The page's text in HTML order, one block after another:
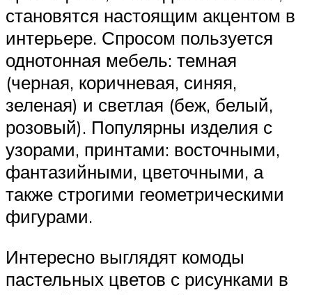
становятся настоящим акцентом в
интерьере. Спросом пользуется
однотонная мебель: темная
(черная, коричневая, синяя,
зеленая) и светлая (беж, белый,
розовый). Популярны изделия с
узорами, принтами: восточными,
фантазийными, цветочными, а
также строгими геометрическими
фигурами.
Интересно выглядят комоды
пастельных цветов с рисунками в